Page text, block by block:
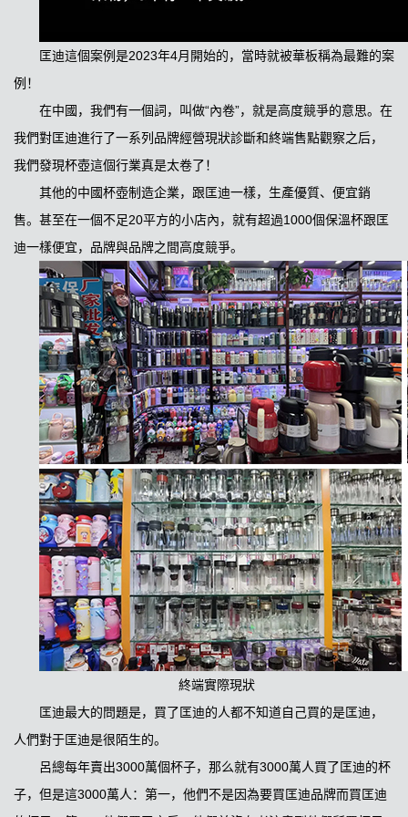
匡迪這個案例是2023年4月開始的，當時就被華板稱為最難的案
例！
在中國，我們有一個詞，叫做“內卷”，就是高度競爭的意思。在
我們對匡迪進行了一系列品牌經營現狀診斷和終端售點觀察之后，
我們發現杯壺這個行業真是太卷了！
其他的中國杯壺制造企業，跟匡迪一樣，生產優質、便宜銷
售。甚至在一個不足20平方的小店內，就有超過1000個保溫杯跟匡
迪一樣便宜，品牌與品牌之間高度競爭。
終端實際現狀
匡迪最大的問題是，買了匡迪的人都不知道自己買的是匡迪，
人們對于匡迪是很陌生的。
呂總每年賣出3000萬個杯子，那么就有3000萬人買了匡迪的杯
子，但是這3000萬人：第一，他們不是因為要買匡迪品牌而買匡迪